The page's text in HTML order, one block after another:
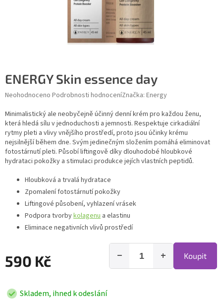
ENERGY Skin essence day
Průměrné hodnocení produktu je 0,0 z 5 hvězdiček.
Neohodnoceno Podrobnosti hodnoceníZnačka: Energy
Minimalistický ale neobyčejně účinný denní krém pro každou ženu,
která hledá sílu v jednoduchosti a jemnosti. Respektuje cirkadiální
rytmy pleti a vlivy vnějšího prostředí, proto jsou účinky krému
nejsilnější během dne. Svým jedinečným složením pomáhá eliminovat
fotostárnutí pleti. Působí liftingově díky dlouhodobé hloubkové
hydrataci pokožky a stimulaci produkce jejích vlastních peptidů.
Hloubková a trvalá hydratace
Zpomalení fotostárnutí pokožky
Liftingové působení, vyhlazení vrásek
Podpora tvorbykolagenu a elastinu
Eliminace negativních vlivů prostředí
590 Kč +
− Koupit
Skladem, ihned k odeslání